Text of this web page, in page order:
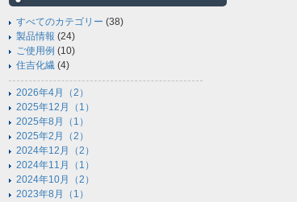
すべてのカテゴリー (38)
製品情報 (24)
ご使用例 (10)
住吉化繊(4)
2026年4月（2）
2025年12月（1）
2025年8月（1）
2025年2月（2）
2024年12月（2）
2024年11月（1）
2024年10月（2）
2023年8月（1）